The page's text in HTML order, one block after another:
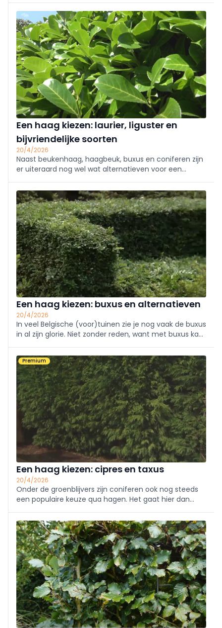
Met SEEDL ontwikkelden ze een eenvoudig doe-het-
zelfpakket dat kale plekken ...
Een haag kiezen: laurier, liguster en
bijvriendelijke soorten
20/4/2026
Naast beukenhaag, haagbeuk, buxus en coniferen zijn
er uiteraard nog wel wat alternatieven voor een
artikel enkele interessante en bijvriendelijke
haagsoorten.
Een haag kiezen: buxus en alternatieven
20/4/2026
In veel Belgische (voor)tuinen zie je nog vaak de buxus
in al zijn glorie. Niet zonder reden, want met buxus kan
buxusmot, ook eens te kijken naar de alternatieven.
Premium
Een haag kiezen: cipres en taxus
20/4/2026
Onder de groenblijvers zijn coniferen ook nog steeds
een populaire keuze qua hagen. Het gaat hier dan
We geven meer info over de verschillende soorten.